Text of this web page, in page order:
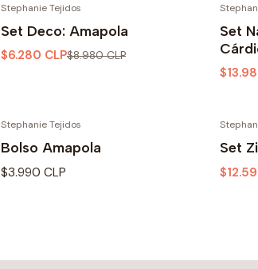
Stephanie Tejidos
Set Deco: Amapola
$6.280 CLP$8.980 CLP
Set
Stephanie Tejidos
Bolso Amapola
$3.990 CLP
Set